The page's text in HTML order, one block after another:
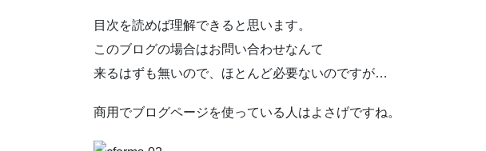
目次を読めば理解できると思います。
このブログの場合はお問い合わせなんて
来るはずも無いので、ほとんど必要ないのですが…
商用でブログページを使っている人はよさげですね。